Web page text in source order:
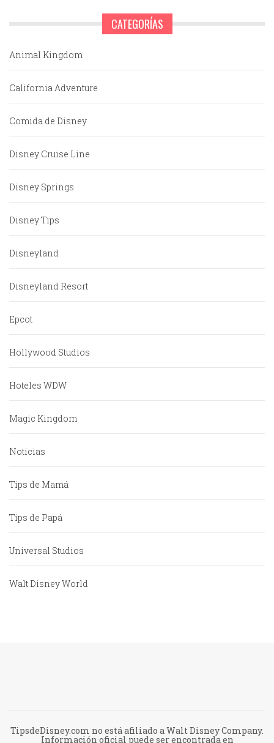
CATEGORÍAS
Animal Kingdom
California Adventure
Comida de Disney
Disney Cruise Line
Disney Springs
Disney Tips
Disneyland
Disneyland Resort
Epcot
Hollywood Studios
Hoteles WDW
Magic Kingdom
Noticias
Tips de Mamá
Tips de Papá
Universal Studios
Walt Disney World
TipsdeDisney.com no está afiliado a Walt Disney Company.
Información oficial puede ser encontrada en